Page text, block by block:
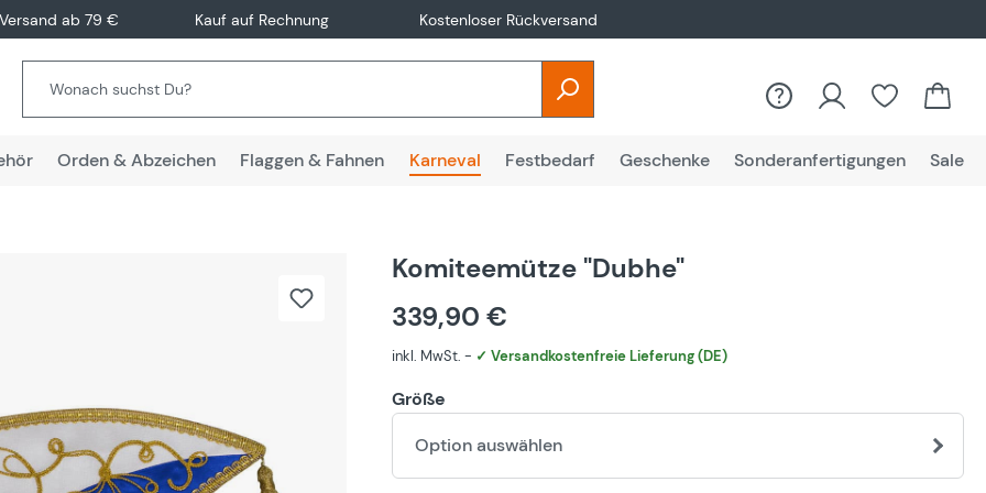
ab 79 € Kauf auf Rechnung Kostenloser Rückversand
Orden & Abzeichen Flaggen & Fahnen Karneval Festbedarf Geschenke Sonderanfertigungen Sale
Komiteemütze "Dubhe"
339,90 €
inkl. MwSt. - ✓ Versandkostenfreie Lieferung (DE)
Größe
Option auswählen